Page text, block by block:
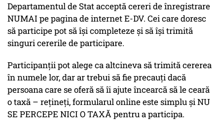
Departamentul de Stat acceptă cereri de înregistrare
NUMAI pe pagina de internet E-DV. Cei care doresc
să participe pot să îşi completeze şi să îşi trimită
singuri cererile de participare.
Participanţii pot alege ca altcineva să trimită cererea
în numele lor, dar ar trebui să fie precauţi dacă
persoana care se oferă să îi ajute încearcă să le ceară
o taxă – reţineţi, formularul online este simplu şi NU
SE PERCEPE NICI O TAXĂ pentru a participa.